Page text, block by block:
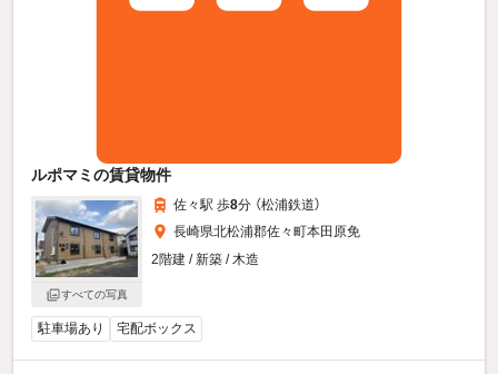
ルポマミの賃貸物件
すべての写真
佐々駅 歩8分 （松浦鉄道）
長崎県北松浦郡佐々町本田原免
2階建 / 新築 / 木造
駐車場あり 宅配ボックス